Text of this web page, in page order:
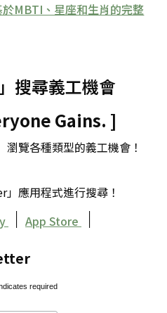
於MBTI、星座和生肖的完整
搜尋義工機會
Gains. ]
覽各種類型的義工機會！
應用程式進行搜尋！
｜ App Store ｜
required